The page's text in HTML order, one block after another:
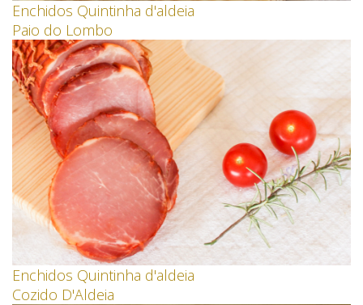
Enchidos Quintinha d'aldeia
Paio do Lombo
Enchidos Quintinha d'aldeia
Cozido D'Aldeia